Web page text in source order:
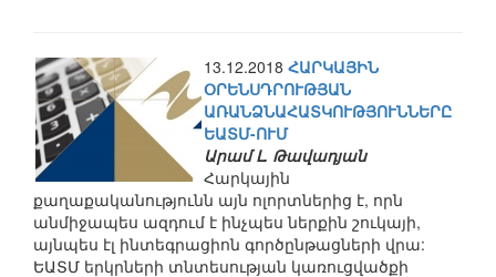
13.12.2018 ՀԱՐԿԱՅԻՆ
ՕՐԵՆՍԴՐՈՒԹՅԱՆ
ԱՌԱՆՁՆԱՀԱՏԿՈՒԹՅՈՒՆՆԵՐԸ
ԵԱՏՄ-ՈՒՄ
Արամ Լ. Թավադյան
Հարկային
քաղաքականությունն այն ոլորտներից է, որն
անմիջապես ազդում է ինչպես ներքին շուկայի,
այնպես էլ ինտեգրացիոն գործընթացների վրա:
ԵԱՏՄ երկրների տնտեսության կառուցվածքի